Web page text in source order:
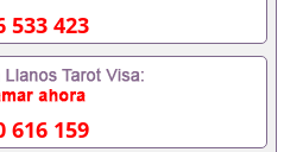
可以根据客户要求安排。 国
用吗551190476假的毕业证
551190476要定居国外需要
入职事业单位/国企假的毕业
国企/事业单位需要些什么材
证在国内能用吗, 挂科拿不到
533 423
616 159